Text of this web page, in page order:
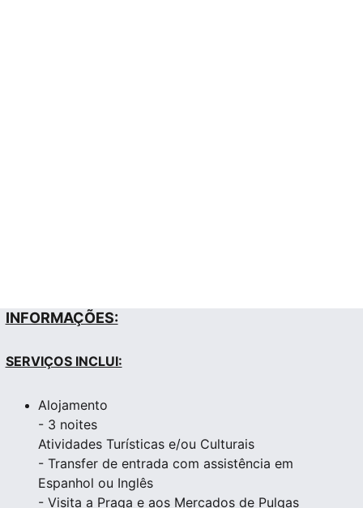
INFORMAÇÕES:
SERVIÇOS INCLUI:
Alojamento
- 3 noites
Atividades Turísticas e/ou Culturais
- Transfer de entrada com assistência em
Espanhol ou Inglês
- Visita a Praga e aos Mercados de Pulgas